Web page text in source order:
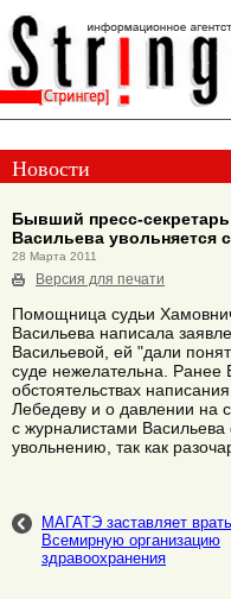
Новости
Бывший пресс-
Васильева увольняется
28 Марта 2011
Версия для печати
Помощница судьи
Васильева написала
Васильевой, ей "дали
суде нежелательна. Ранее
обстоятельствах
Лебедеву и о давлении на
с журналистами Васильева
увольнению, так как
МАГАТЭ заставляет врать
Всемирную организацию
здравоохранения